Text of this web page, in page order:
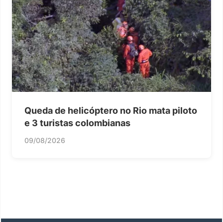
Queda de helicóptero no Rio mata piloto
e 3 turistas colombianas
09/08/2026